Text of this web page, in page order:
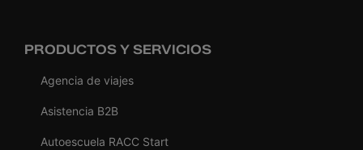
PRODUCTOS Y SERVICIOS
Agencia de viajes
Asistencia B2B
Autoescuela RACC Start